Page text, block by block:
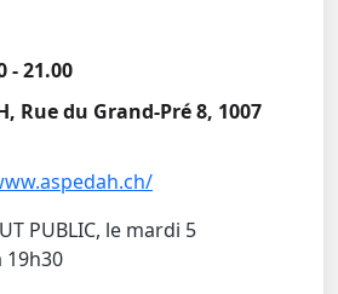
- 21.00
Rue du Grand-Pré 8, 1007
PUBLIC, le mardi 5
19h30